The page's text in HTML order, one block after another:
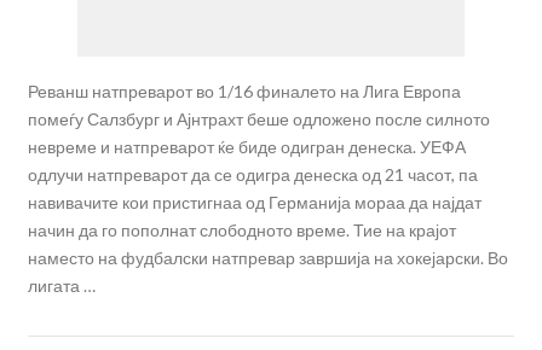
Реванш натпреварот во 1/16 финалето на Лига Европа
помеѓу Салзбург и Ајнтрахт беше одложено после силното
невреме и натпреварот ќе биде одигран денеска. УЕФА
одлучи натпреварот да се одигра денеска од 21 часот, па
навивачите кои пристигнаа од Германија мораа да најдат
начин да го пополнат слободното време. Тие на крајот
наместо на фудбалски натпревар завршија на хокејарски. Во
лигата …